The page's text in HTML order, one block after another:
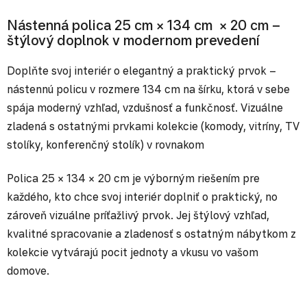
Nástenná polica 25 cm × 134 cm × 20 cm –
štýlový doplnok v modernom prevedení
Doplňte svoj interiér o elegantný a praktický prvok –
nástennú policu v rozmere 134 cm na šírku, ktorá v sebe
spája moderný vzhľad, vzdušnosť a funkčnosť. Vizuálne
zladená s ostatnými prvkami kolekcie (komody, vitríny, TV
stolíky, konferenčný stolík) v rovnakom
Polica 25 × 134 × 20 cm je výborným riešením pre
každého, kto chce svoj interiér doplniť o praktický, no
zároveň vizuálne príťažlivý prvok. Jej štýlový vzhľad,
kvalitné spracovanie a zladenosť s ostatným nábytkom z
kolekcie vytvárajú pocit jednoty a vkusu vo vašom
domove.